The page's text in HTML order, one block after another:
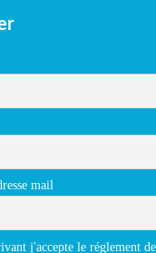
mail
j'accepte le réglement